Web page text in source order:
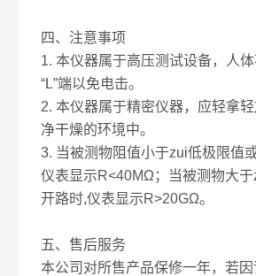
四、注意事项
1. 本仪器属于高压测试设备，人
“L”端以免电击。
2. 本仪器属于精密仪器，应轻拿
净干燥的环境中。
3. 当被测物阻值小于zui低极限值
仪表显示R<40MΩ；当被测物大
开路时,仪表显示R>20GΩ。
五、售后服务
本公司对所售产品保修一年，若